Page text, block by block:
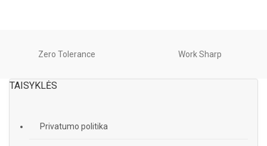
Zero Tolerance Work Sharp
TAISYKLĖS
Privatumo politika